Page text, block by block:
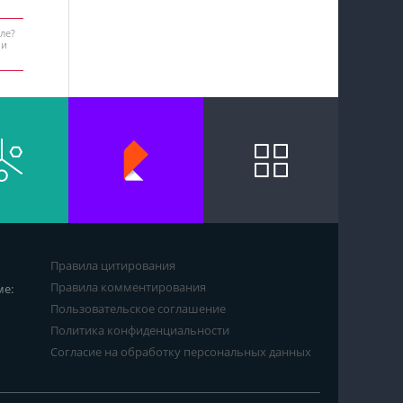
Правила цитирования
Правила комментирования
Пользовательское соглашение
Политика конфиденциальности
Согласие на обработку персональных данных